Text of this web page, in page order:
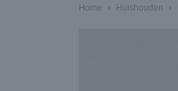
Home › Huishouden ›